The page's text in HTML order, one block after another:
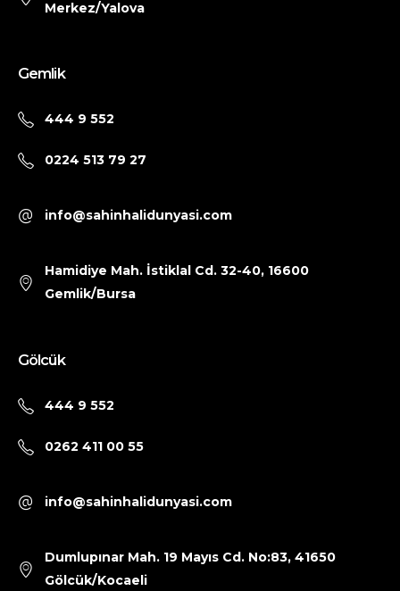
Merkez/Yalova
Gemlik
444 9 552
0224 513 79 27
info@sahinhalidunyasi.com
Hamidiye Mah. İstiklal Cd. 32-40, 16600
Gemlik/Bursa
Gölcük
444 9 552
0262 411 00 55
info@sahinhalidunyasi.com
Dumlupınar Mah. 19 Mayıs Cd. No:83, 41650
Gölcük/Kocaeli